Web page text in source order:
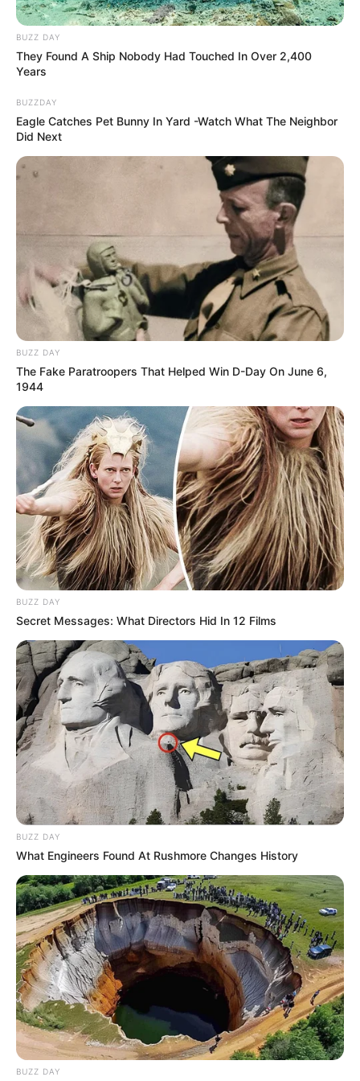
Vorschläge für Reiseziele auf der ganzen Welt
Hier gibt esTipps für weltweite Reiseziele.
Deutschlandweit Veranstaltung kostenlos
eintragen:
Wäre es nicht besser, wenn sich die Präsidenten und
Generäle mit Knüppeln gegenseitig erschlagen würden,
statt mit ihren Herdenarmeen so viele andere Menschen
zu ermorden?
weitere Kalauer
Quermania folgen: Impressum & Kontakt
Smartphone Startseite
Suchen:
BUZZ DAY
They Found A Ship Nobody Had Touched In Over 2,400
Years
BUZZDAY
Eagle Catches Pet Bunny In Yard -Watch What The Neighbor
Did Next
BUZZ DAY
The Fake Paratroopers That Helped Win D-Day On June 6,
1944
BUZZ DAY
Secret Messages: What Directors Hid In 12 Films
BUZZ DAY
What Engineers Found At Rushmore Changes History
BUZZ DAY